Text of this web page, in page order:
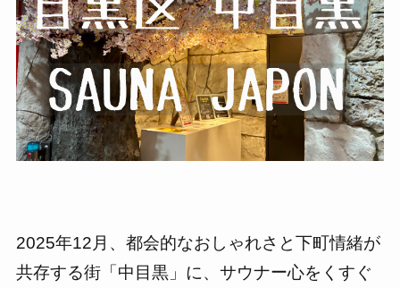
2025年12月、都会的なおしゃれさと下町情緒が
共存する街「中目黒」に、サウナー心をくすぐ